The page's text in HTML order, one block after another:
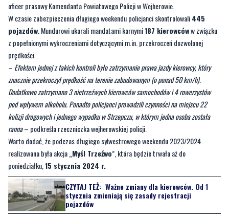
oficer prasowy Komendanta Powiatowego Policji w Wejherowie.
W czasie zabezpieczenia długiego weekendu policjanci skontrolowali445
pojazdów. Mundurowi ukarali mandatami karnymi187 kierowcóww związku
z popełnionymi wykroczeniami dotyczącymi m.in. przekroczeń dozwolonej
prędkości.
– Efektem jednej z takich kontroli było zatrzymanie prawa jazdy kierowcy, który
znacznie przekroczył prędkość na terenie zabudowanym (o ponad 50 km/h).
Dodatkowo zatrzymano 3 nietrzeźwych kierowców samochodów i 4 rowerzystów
pod wpływem alkoholu. Ponadto policjanci prowadzili czynności na miejscu 22
kolizji drogowych i jednego wypadku w Strzepczu, w którym jedna osoba została
ranna– podkreśla rzeczniczka wejherowskiej policji.
Warto dodać, że podczas długiego sylwestrowego weekendu 2023/2024
realizowana była akcja „Myśl Trzeźwo”, która będzie trwała aż do
poniedziałku,15 stycznia 2024 r.
CZYTAJ TEŻ: Ważne zmiany dla kierowców. Od 1
stycznia zmieniają się zasady rejestracji
pojazdów